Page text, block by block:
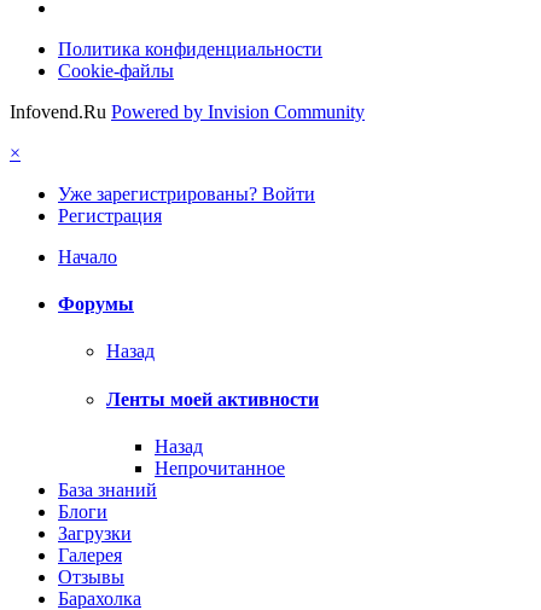
Политика конфиденциальности
Cookie-файлы
Infovend.Ru Powered by Invision Community
×
Уже зарегистрированы? Войти
Регистрация
Начало
Форумы
Назад
Ленты моей активности
Назад
Непрочитанное
База знаний
Блоги
Загрузки
Галерея
Отзывы
Барахолка